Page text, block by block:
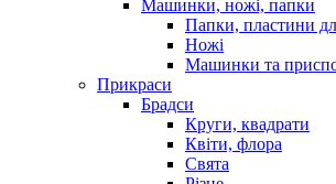
Машинки, ножі, папки
Папки, пластини
Ножі
Машинки та
Прикраси
Брадси
Круги, квадрати
Квіти, флора
Свята